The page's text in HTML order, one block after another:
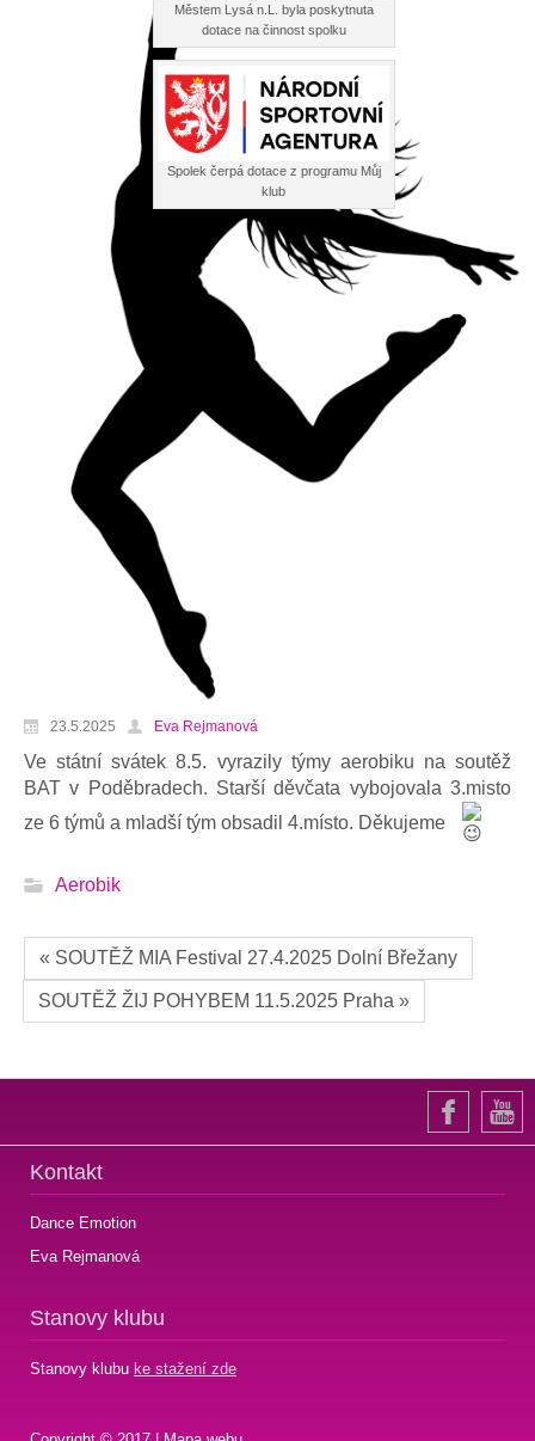
Městem Lysá n.L. byla poskytnuta
dotace na činnost spolku
Spolek čerpá dotace z programu Můj
klub
23.5.2025 Eva Rejmanová
Ve státní svátek 8.5. vyrazily týmy aerobiku na soutěž
BAT v Poděbradech. Starší děvčata vybojovala 3.misto
ze 6 týmů a mladší tým obsadil 4.místo. Děkujeme
Aerobik
« SOUTĚŽ MIA Festival 27.4.2025 Dolní Břežany
SOUTĚŽ ŽIJ POHYBEM 11.5.2025 Praha »
Kontakt
Dance Emotion
Eva Rejmanová
Stanovy klubu
Stanovy klubu ke stažení zde